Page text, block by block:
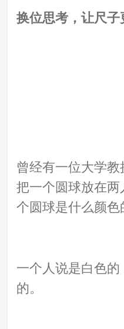
换位思考，让尺子
曾经有一位大学
把一个圆球放在
个圆球是什么颜色
一个人说是白色
的。